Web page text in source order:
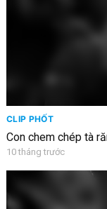
CLIP PHỐT
Con chem chép tà
10 tháng trước